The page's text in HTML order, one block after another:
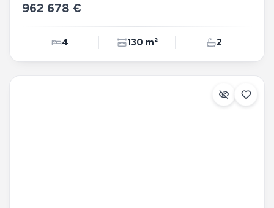
962 678 €
4 130 m² 2